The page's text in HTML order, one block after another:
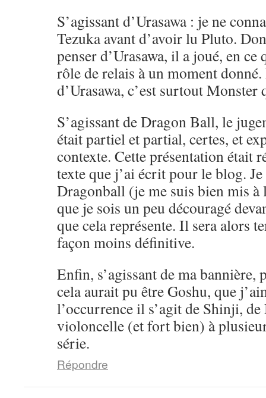
S’agissant d’Urasawa : je ne
Tezuka avant d’avoir lu Pluto.
penser d’Urasawa, il a joué, en
rôle de relais à un moment
d’Urasawa, c’est surtout Monster
S’agissant de Dragon Ball, le
était partiel et partial, certes, et
contexte. Cette présentation était
texte que j’ai écrit pour le blog.
Dragonball (je me suis bien mis
que je sois un peu découragé
que cela représente. Il sera alors
façon moins définitive.
Enfin, s’agissant de ma
cela aurait pu être Goshu, que
l’occurrence il s’agit de Shinji,
violoncelle (et fort bien) à
série.
Répondre